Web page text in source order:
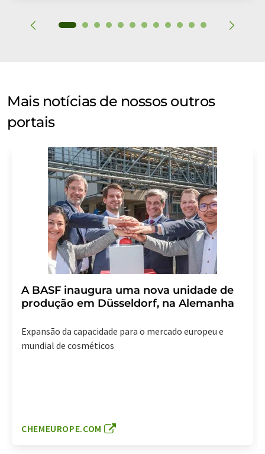
Mais notícias de nossos outros
portais
A BASF inaugura uma nova unidade de
produção em Düsseldorf, na Alemanha
Expansão da capacidade para o mercado europeu e
mundial de cosméticos
CHEMEUROPE.COM